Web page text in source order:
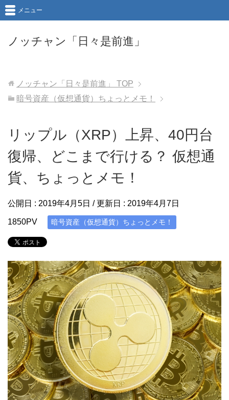
ノッチャン「日々是前進」
メニュー
ノッチャン「日々是前進」
TOP
暗号資産（仮想通貨）ちょっとメモ！
リップル（XRP）上昇、40円台
復帰、どこまで行ける？ 仮想通
貨、ちょっとメモ！
公開日 : 2019年4月5日 / 更新日 : 2019年4月7日
1850PV 暗号資産（仮想通貨）ちょっとメモ！